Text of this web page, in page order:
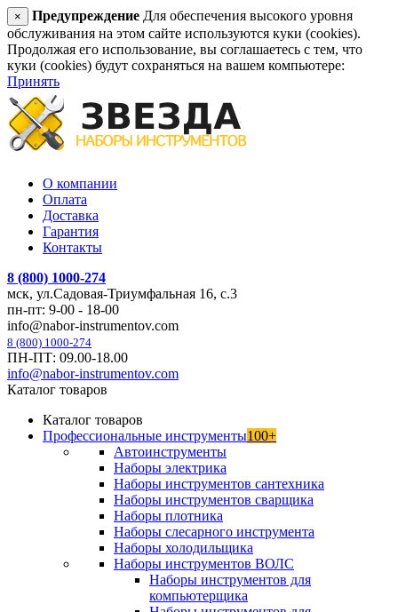
× Предупреждение Для обеспечения высокого уровня
обслуживания на этом сайте используются куки (cookies).
Продолжая его использование, вы соглашаетесь с тем, что
куки (cookies) будут сохраняться на вашем компьютере:
Принять
О компании
Оплата
Доставка
Гарантия
Контакты
8 (800) 1000-274
мск, ул.Садовая-Триумфальная 16, с.3
пн-пт: 9-00 - 18-00
info@nabor-instrumentov.com
8 (800) 1000-274
ПН-ПТ: 09.00-18.00
info@nabor-instrumentov.com
Каталог товаров
Каталог товаров
Профессиональные инструменты100+
Автоинструменты
Наборы электрика
Наборы инструментов сантехника
Наборы инструментов сварщика
Наборы плотника
Наборы слесарного инструмента
Наборы холодильщика
Наборы инструментов ВОЛС
Наборы инструментов для
компьютерщика